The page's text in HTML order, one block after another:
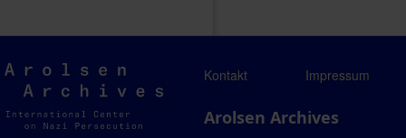
Arolsen
Archives
Kontakt Impressum
Arolsen Archives